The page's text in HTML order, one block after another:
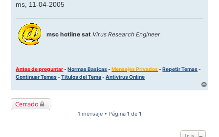
ms, 11-04-2005
msc hotline sat Virus Research Engineer
Antes de preguntar-Normas Basicas-Mensajes Privados-Repetir Temas-
Continuar Temas-Titulos del Tema-Antivirus Online
r
Cerrado
1 mensaje • Página 1 de 1